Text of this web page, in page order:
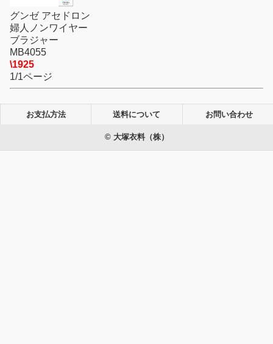
グンゼ アセドロン
婦人ノンワイヤー
ブラジャー
MB4055
\1925
1/1ページ
お支払方法 送料について お問い合わせ
© 大塚衣料（株）